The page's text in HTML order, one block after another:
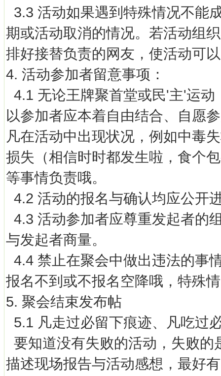
3.3 活动如果遇到特殊情况不能
期或活动取消的情况。若活动组
排好接替负责的网友，使活动可
4. 活动参加者留意事项：
4.1 无论王牌聚首堂或民'主'运
以参加者应本着自由结合、自愿
凡在活动中出现状况，例如中毒
损失（相信时时都发生啦，食个
等事情负责哦。
4.2 活动的报名与确认均应公开
4.3 活动参加者应尊重发起者的
与发起者商量。
4.4 禁止在聚会中做出违法的事
报名不到或不报名空降哦，特殊
5. 聚会结束发布帖
5.1 凡走过必留下痕迹、凡吃过
要知道没有失败的活动，失败
描述现场报告与活动感想，最好